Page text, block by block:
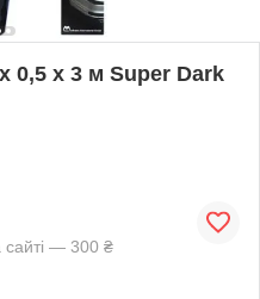
0,5 х 3 м Super Dark
сайті — 300 ₴